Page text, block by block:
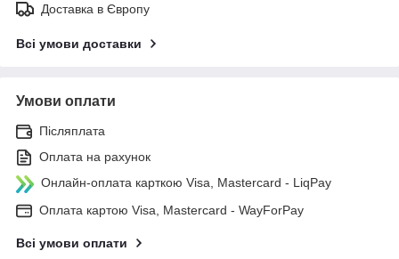
Доставка в Європу
Всі умови доставки
Умови оплати
Післяплата
Оплата на рахунок
Онлайн-оплата карткою Visa, Mastercard - LiqPay
Оплата картою Visa, Mastercard - WayForPay
Всі умови оплати